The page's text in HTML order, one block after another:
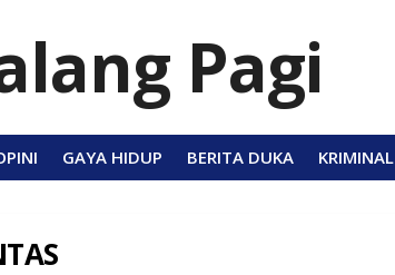
GAYA HIDUP BERITA DUKA KRIMINAL